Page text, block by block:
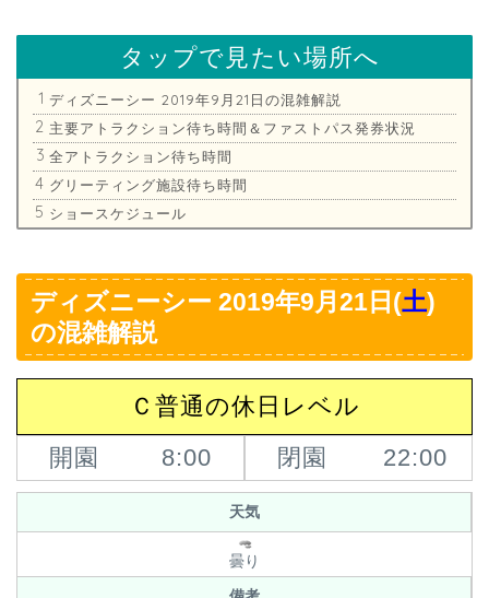
タップで見たい場所へ
ディズニーシー 2019年9月21日の混雑解説
主要アトラクション待ち時間＆ファストパス発券状況
全アトラクション待ち時間
グリーティング施設待ち時間
ショースケジュール
ディズニーシー 2019年9月21日(土)
の混雑解説
Ｃ普通の休日レベル
開園
8:00 閉園 22:00
天気
曇り